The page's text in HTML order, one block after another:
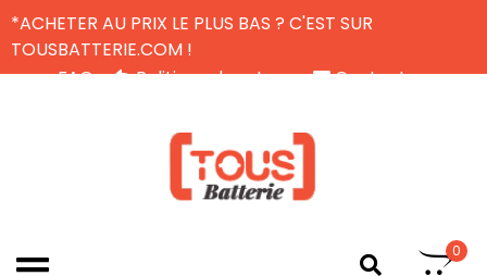
*ACHETER AU PRIX LE PLUS BAS ? C'EST SUR
TOUSBATTERIE.COM !
FAQ
Politique de retour
Contactez-nous
0